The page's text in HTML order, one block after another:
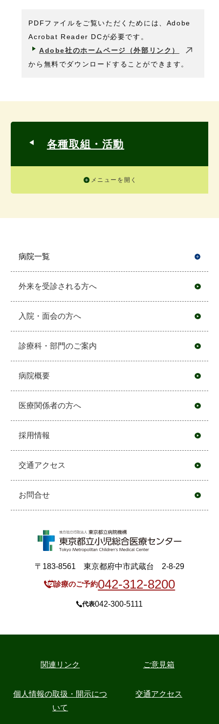
PDFファイルをご覧いただくためには、Adobe
Acrobat Reader DCが必要です。
Adobe社のホームページ（外部リンク）
から無料でダウンロードすることができます。
各種取組・活動
メニューを開く
病院一覧
外来を受診される方へ
入院・面会の方へ
診療科・部門のご案内
病院概要
医療関係者の方へ
採用情報
交通アクセス
お問合せ
〒183-8561 東京都府中市武蔵台 2-8-29
診療のご予約042-312-8200
代表042-300-5111
関連リンク ご意見箱
個人情報の取扱・開示につ
いて
交通アクセス